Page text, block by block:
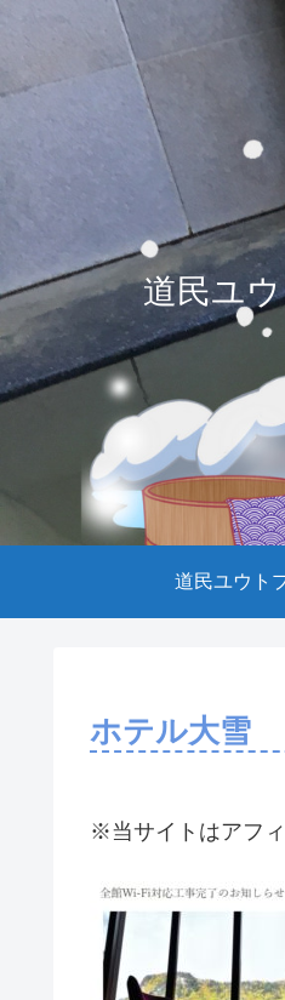
道民ユ
道民ユウト
ホテル大雪
※当サイトはアフ